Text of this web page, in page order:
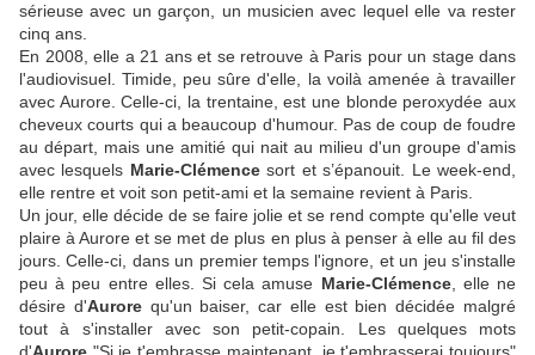
sérieuse avec un garçon, un musicien avec lequel elle va rester
cinq ans.
En 2008, elle a 21 ans et se retrouve à Paris pour un stage dans
l'audiovisuel. Timide, peu sûre d'elle, la voilà amenée à travailler
avec Aurore. Celle-ci, la trentaine, est une blonde peroxydée aux
cheveux courts qui a beaucoup d'humour. Pas de coup de foudre
au départ, mais une amitié qui nait au milieu d'un groupe d'amis
avec lesquels Marie-Clémencesort et s’épanouit. Le week-end,
elle rentre et voit son petit-ami et la semaine revient à Paris.
Un jour, elle décide de se faire jolie et se rend compte qu'elle veut
plaire à Aurore et se met de plus en plus à penser à elle au fil des
jours. Celle-ci, dans un premier temps l'ignore, et un jeu s'installe
peu à peu entre elles. Si cela amuse Marie-Clémence, elle ne
désire d'Aurorequ'un baiser, car elle est bien décidée malgré
tout à s'installer avec son petit-copain. Les quelques mots